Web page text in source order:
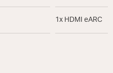
1x HDMI eARC